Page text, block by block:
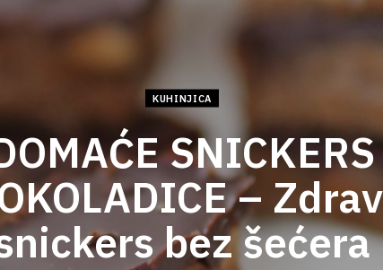
KUHINJICA
SNICKERS
–
bez šećera